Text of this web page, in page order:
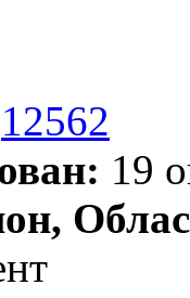
12562
19